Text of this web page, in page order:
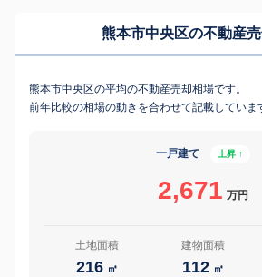
熊本市中央区の不動産
熊本市中央区の平均の不動産売却相場です。
前年比較の相場の動きを合わせて記載していま
一戸建て 上昇 ↑
2,671 万円
土地面積
216 ㎡
建物面積
112 ㎡